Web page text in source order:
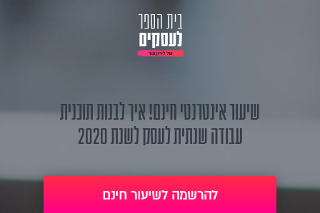
שיעור אינטרנטי חינם! איך לבנות תוכנית
עבודה שנתית לעסק לשנת 2020
להרשמה לשיעור חינם